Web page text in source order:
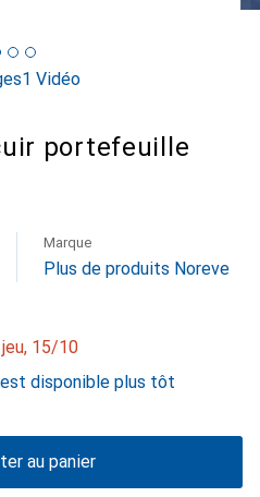
1 Vidéo
portefeuille
Marque
Plus de produits Noreve
15/10
disponible plus tôt
au panier